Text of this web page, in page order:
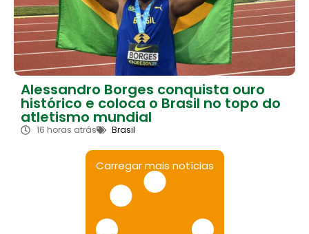
Alessandro Borges conquista ouro
histórico e coloca o Brasil no topo do
atletismo mundial
16 horas atrás Brasil
Carregar mais notícias